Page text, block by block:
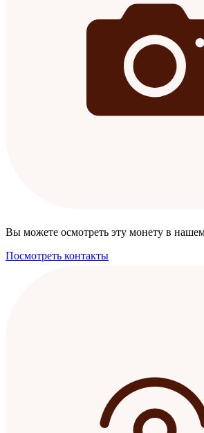
Вы можете осмотреть эту монету в
Посмотреть контакты